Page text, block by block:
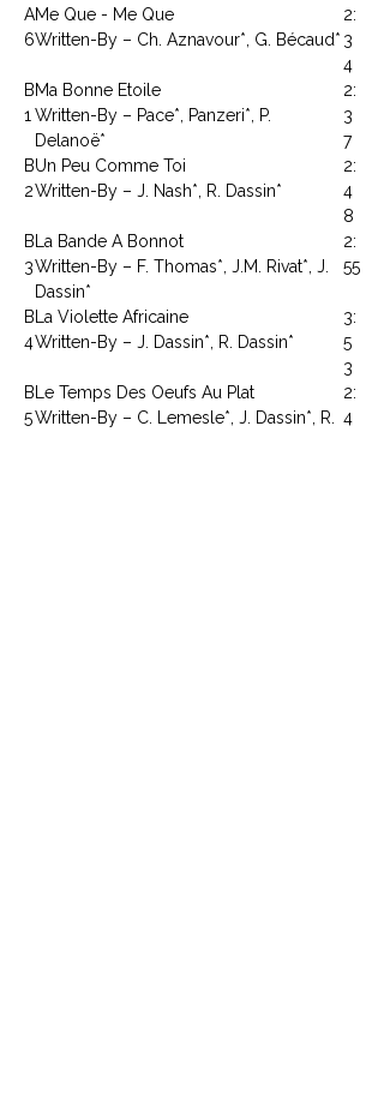
A
6
Me Que - Me Que
Written-By – Ch. Aznavour*, G. Bécaud*
2:
3
4
B
1
Ma Bonne Etoile
Written-By – Pace*, Panzeri*, P.
Delanoë*
2:
3
7
B
2
Un Peu Comme Toi
Written-By – J. Nash*, R. Dassin*
2:
4
8
B
3
La Bande A Bonnot
Written-By – F. Thomas*, J.M. Rivat*, J.
Dassin*
2:
55
B
4
La Violette Africaine
Written-By – J. Dassin*, R. Dassin*
3:
5
3
B
5
Le Temps Des Oeufs Au Plat
Written-By – C. Lemesle*, J. Dassin*, R.
2:
4